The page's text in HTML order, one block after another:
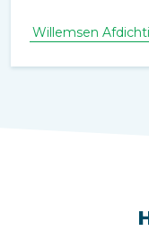
Willemsen